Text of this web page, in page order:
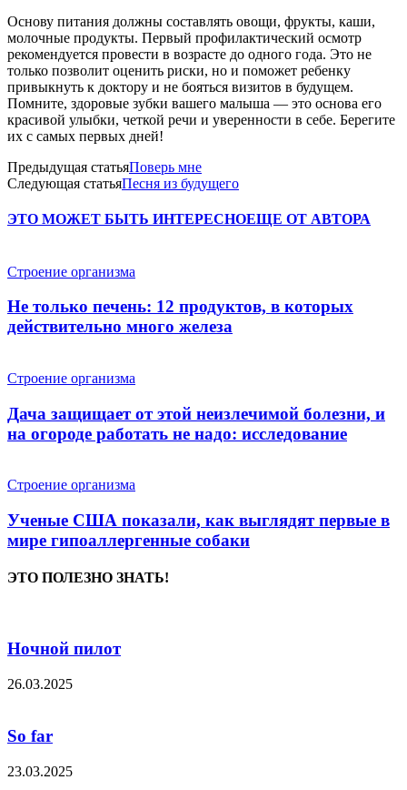
Основу питания должны составлять овощи, фрукты, каши,
молочные продукты. Первый профилактический осмотр
рекомендуется провести в возрасте до одного года. Это не
только позволит оценить риски, но и поможет ребенку
привыкнуть к доктору и не бояться визитов в будущем.
Помните, здоровые зубки вашего малыша — это основа его
красивой улыбки, четкой речи и уверенности в себе. Берегите
их с самых первых дней!
Предыдущая статьяПоверь мне
Следующая статьяПесня из будущего
ЭТО МОЖЕТ БЫТЬ ИНТЕРЕСНОЕЩЕ ОТ АВТОРА
Строение организма
Не только печень: 12 продуктов, в которых
действительно много железа
Строение организма
Дача защищает от этой неизлечимой болезни, и
на огороде работать не надо: исследование
Строение организма
Ученые США показали, как выглядят первые в
мире гипоаллергенные собаки
ЭТО ПОЛЕЗНО ЗНАТЬ!
Ночной пилот
26.03.2025
So far
23.03.2025